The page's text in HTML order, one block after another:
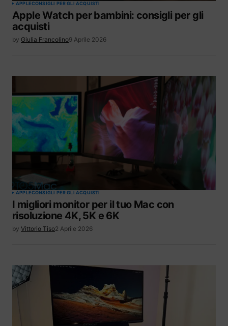
APPLECONSIGLI PER GLI ACQUISTI
Apple Watch per bambini: consigli per gli
acquisti
by Giulia Francolino9 Aprile 2026
APPLECONSIGLI PER GLI ACQUISTI
I migliori monitor per il tuo Mac con
risoluzione 4K, 5K e 6K
by Vittorio Tiso2 Aprile 2026